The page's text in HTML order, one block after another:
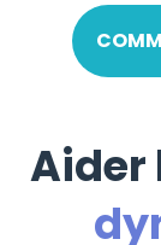
Aider